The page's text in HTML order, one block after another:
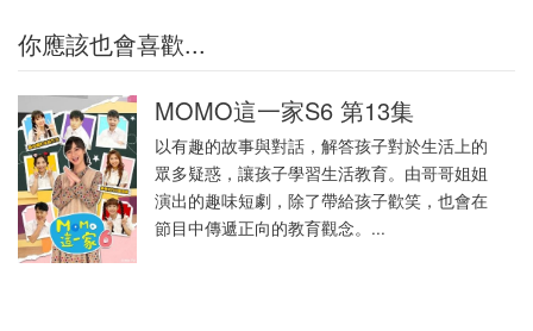
你應該也會喜歡...
MOMO這一家S6 第13集
以有趣的故事與對話，解答孩子對於生活上的
眾多疑惑，讓孩子學習生活教育。由哥哥姐姐
演出的趣味短劇，除了帶給孩子歡笑，也會在
節目中傳遞正向的教育觀念。...